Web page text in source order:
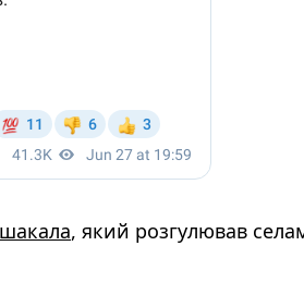
, який розгулював